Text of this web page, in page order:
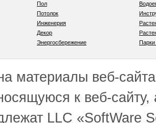
Пол
Потолок
Инженерия
Декор
Энергосбережение
материалы веб-
к веб-
LLC